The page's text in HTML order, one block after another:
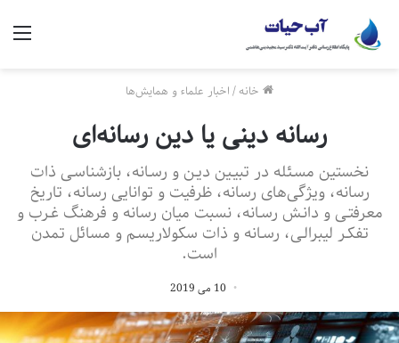
خانه/اخبار علماء و همایش‌ها
رسانه دینی یا دین رسانه‌ای
نخستين مسـئله در تبيـين ديـن و رسـانه، بازشناسـی ذات
رسانه، ويژگی‌های رسانه، ظرفيت و توانايی رسانه، تاريخ
معرفتـی و دانـش رسـانه، نسبت ميان رسانه و فرهنگ غـرب و
تفكـر ليبرالـی، رسـانه و ذات سكولاريسـم و مسائل تمدن
است.
10 می 2019